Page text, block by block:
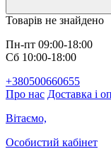
Товарів не знайдено
Пн-пт 09:00-18:00
Сб 10:00-18:00
+380500660655
Про нас Доставка і
Вітаємо,
Особистий кабінет